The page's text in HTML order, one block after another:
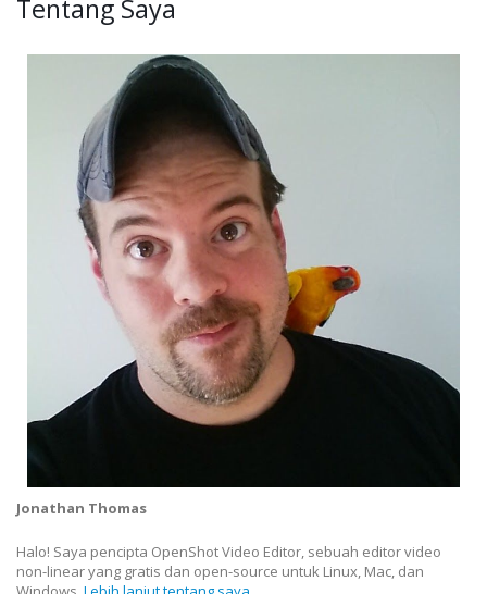
Tentang Saya
Jonathan Thomas
Halo! Saya pencipta OpenShot Video Editor, sebuah editor video
non-linear yang gratis dan open-source untuk Linux, Mac, dan